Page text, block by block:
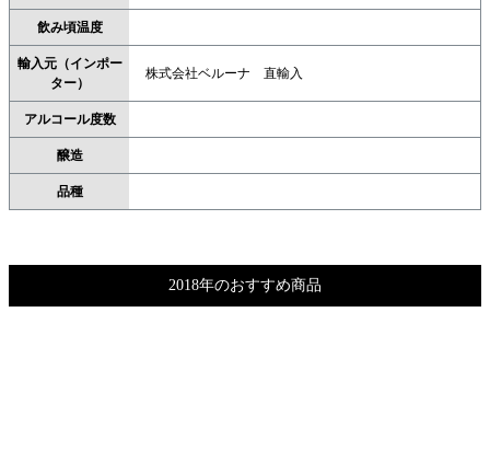
飲み頃温度
輸入元（インポー
ター）
株式会社ベルーナ 直輸入
アルコール度数
醸造
品種
2018年のおすすめ商品